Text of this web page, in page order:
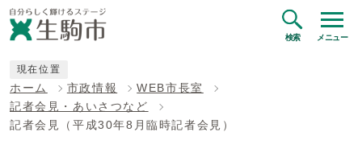
検索 メニュー
現在位置
ホーム 市政情報
WEB市長室
記者会見・あいさつなど
記者会見（平成30年8月臨時記者会見）